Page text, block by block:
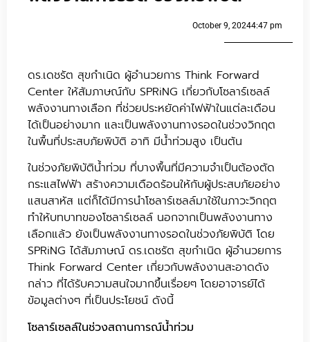
October 9, 20244:47 pm
ดร.เดชรัต สุขกำเนิด ผู้อำนวยการ Think Forward
Center ให้สัมภาษณ์กับ SPRiNG เกี่ยวกับโซลาร์เซลล์
พลังงานทางเลือก ที่ช่วยประหยัดค่าไฟฟ้าในแต่ละเดือน
ได้เป็นอย่างมาก และเป็นพลังงานทางรอดในช่วงวิกฤต
ในพื้นที่ประสบภัยพิบัติ อาทิ มีน้ำท่วมสูง เป็นต้น
ในช่วงภัยพิบัติน้ำท่วม ที่บางพื้นที่มีความจำเป็นต้องตัด
กระแสไฟฟ้า สร้างความเดือดร้อนให้กับผู้ประสบภัยอย่าง
แสนสาหัส แต่ก็ได้มีการนำโซลาร์เซลล์มาใช้ในภาวะวิกฤต
ทำให้บทบาทของโซลาร์เซลล์ นอกจากเป็นพลังงานทาง
เลือกแล้ว ยังเป็นพลังงานทางรอดในช่วงภัยพิบัติ โดย
SPRiNG ได้สัมภาษณ์ ดร.เดชรัต สุขกำเนิด ผู้อำนวยการ
Think Forward Center เกี่ยวกับพลังงานสะอาดดัง
กล่าว ที่ได้รับความสนใจมากขึ้นเรื่อยๆ โดยอาจารย์ได้
ข้อมูลต่างๆ ที่เป็นประโยชน์ ดังนี้
โซลาร์เซลล์ในช่วงสถานการณ์น้ำท่วม